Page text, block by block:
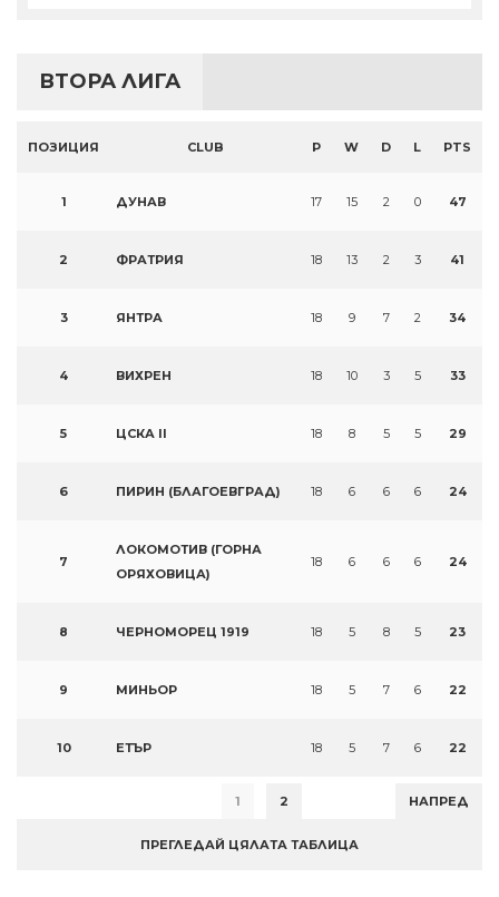
ВТОРА ЛИГА
ПОЗИЦИЯ CLUB P W D L PTS
1 ДУНАВ 17 15 2 0 47
2 ФРАТРИЯ 18 13 2 3 41
3 ЯНТРА 18 9 7 2 34
4 ВИХРЕН 18 10 3 5 33
5 ЦСКА II 18 8 5 5 29
6 ПИРИН (БЛАГОЕВГРАД) 18 6 6 6 24
7
ЛОКОМОТИВ (ГОРНА
ОРЯХОВИЦА)
18 6 6 6 24
8 ЧЕРНОМОРЕЦ 1919 18 5 8 5 23
9 МИНЬОР 18 5 7 6 22
10 ЕТЪР 18 5 7 6 22
1 2 НАПРЕД
ПРЕГЛЕДАЙ ЦЯЛАТА ТАБЛИЦА